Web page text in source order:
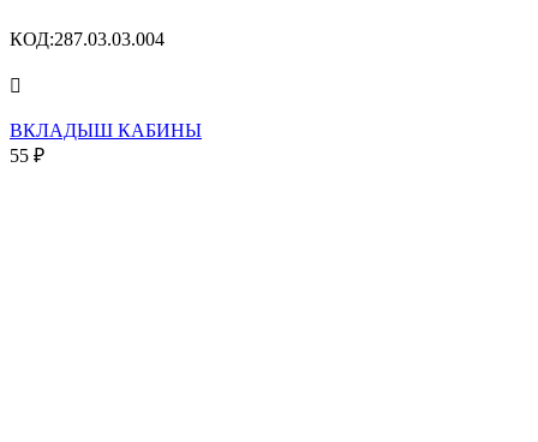
КОД:287.03.03.004

ВКЛАДЫШ КАБИНЫ
55 ₽